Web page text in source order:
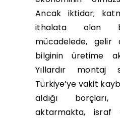
Ancak iktidar;
ithalata olan
mücadelede, gelir
bilginin üretime
Yıllardır
Türkiye’ye vakit
aldığı
aktarmakta, israf